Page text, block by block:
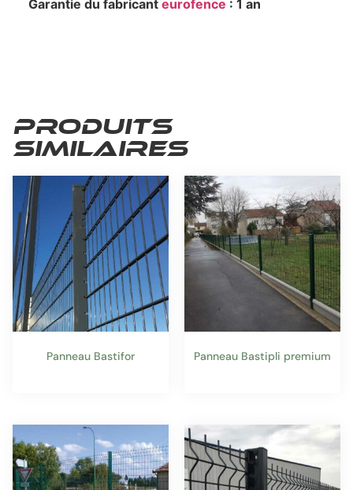
Garantie du fabricant eurofence : 1 an
Produits
similaires
Panneau Bastifor Panneau Bastipli premium